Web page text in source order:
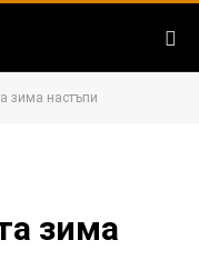
зима настъпи
зима